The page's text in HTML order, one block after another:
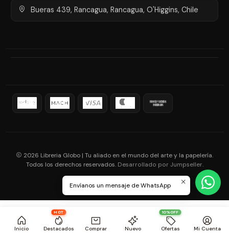
Inicio
HOT
Destacados Comprar Nuevo
10%OFF
Ofertas Mi Cuenta
Bueras 439, Rancagua, Rancagua, O'Higgins, Chile
2026 Libreria Globo | Tu aliado en el mundo del arte y la papelería.
Todos los derechos reservados. Desarrollado por Jumpseller.
Envíanos un mensaje de WhatsApp